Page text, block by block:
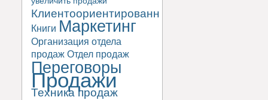
Клиентоориентированность
Книги Маркетинг
Организация отдела
продаж Отдел продаж
Переговоры
Продажи
Техника продаж